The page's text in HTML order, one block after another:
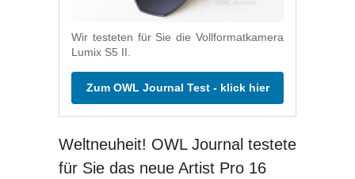
Wir testeten für Sie die Vollformatkamera
Lumix S5 II.
Zum OWL Journal Test - klick hier
Weltneuheit! OWL Journal testete
für Sie das neue Artist Pro 16